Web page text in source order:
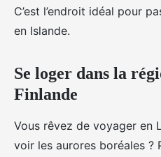
C’est l’endroit idéal pour
en Islande.
Se loger dans la
Finlande
Vous rêvez de voyager en
voir les aurores boréales ?